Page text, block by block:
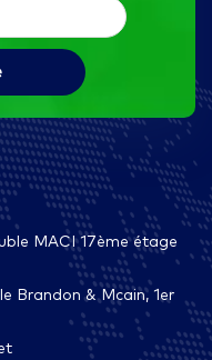
MACI 17ème étage
Brandon & Mcain, 1er